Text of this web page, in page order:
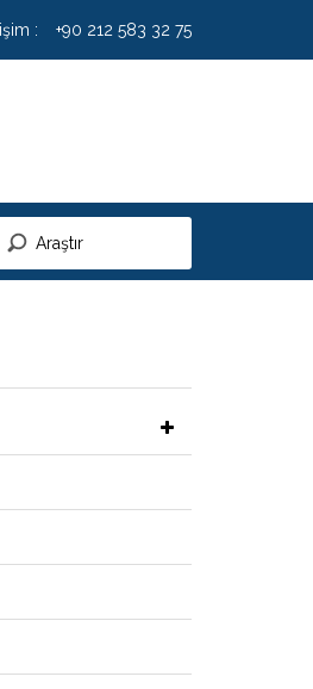
: +90 212 583 32 75